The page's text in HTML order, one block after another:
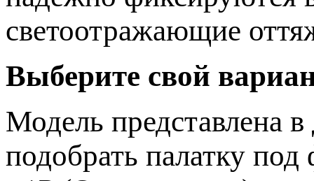
светоотражающие
Выберите свой
Модель представлена
подобрать палатку